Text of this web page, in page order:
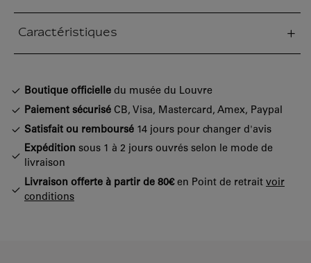
Caractéristiques
Boutique officielle du musée du Louvre
Paiement sécurisé CB, Visa, Mastercard, Amex, Paypal
Satisfait ou remboursé 14 jours pour changer d'avis
Expédition sous 1 à 2 jours ouvrés selon le mode de
livraison
Livraison offerte à partir de 80€en Point de retrait voir
conditions